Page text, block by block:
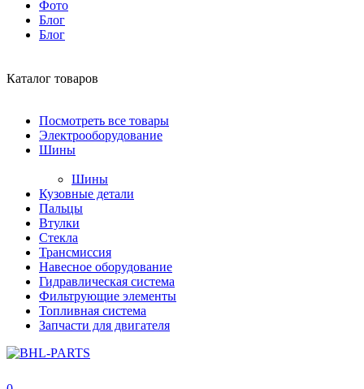
Фото
Блог
Блог
Каталог товаров
Посмотреть все товары
Электрооборудование
Шины
Шины
Кузовные детали
Пальцы
Втулки
Стекла
Трансмиссия
Навесное оборудование
Гидравлическая система
Фильтрующие элементы
Топливная система
Запчасти для двигателя